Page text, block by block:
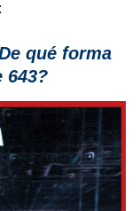
qué forma
643?